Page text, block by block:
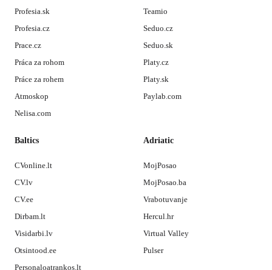
Profesia.sk
Profesia.cz
Prace.cz
Práca za rohom
Práce za rohem
Atmoskop
Nelisa.com
Teamio
Seduo.cz
Seduo.sk
Platy.cz
Platy.sk
Paylab.com
Baltics
CVonline.lt
CV.lv
CV.ee
Dirbam.lt
Visidarbi.lv
Otsintood.ee
Personaloatrankos.lt
Adriatic
MojPosao
MojPosao.ba
Vrabotuvanje
Hercul.hr
Virtual Valley
Pulser